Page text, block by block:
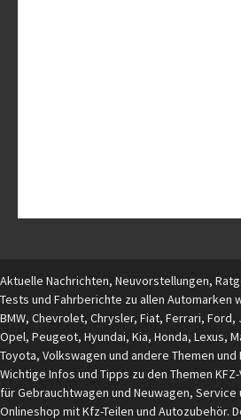
Aktuelle Nachrichten, Neuvorstellungen,
Tests und Fahrberichte zu allen Automarken
BMW, Chevrolet, Chrysler, Fiat, Ferrari,
Opel, Peugeot, Hyundai, Kia, Honda, Lexus,
Toyota, Volkswagen und andere Themen
Wichtige Infos und Tipps zu den Themen
für Gebrauchtwagen und Neuwagen, Service
Onlineshop mit Kfz-Teilen und Autozubehör.